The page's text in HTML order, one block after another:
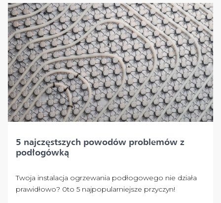
5 najczęstszych powodów problemów z
podłogówką
Twoja instalacja ogrzewania podłogowego nie działa
prawidłowo? 0to 5 najpopularniejsze przyczyn!